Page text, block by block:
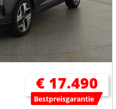
€ 17.490
Bestpreisgarantie